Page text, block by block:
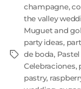
champagne,
the valley
Muguet and
party ideas,
de boda,
Celebraciones,
pastry,